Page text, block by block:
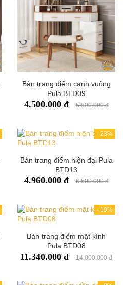
Bàn trang điểm cạnh vuông
Pula BTD09
4.500.000 đ 5.800.000 đ
- 23%
Bàn trang điểm hiện đại Pula
BTD13
4.960.000 đ 6.500.000 đ
- 19%
Bàn trang điểm mặt kính
Pula BTD08
11.340.000 đ 14.000.000 đ